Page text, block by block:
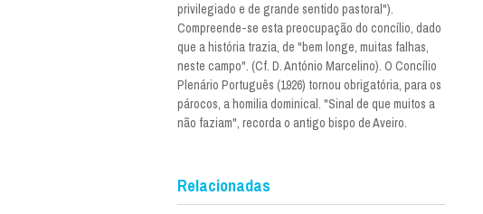
privilegiado e de grande sentido pastoral").
Compreende-se esta preocupação do concílio, dado
que a história trazia, de "bem longe, muitas falhas,
neste campo". (Cf. D. António Marcelino). O Concílio
Plenário Português (1926) tornou obrigatória, para os
párocos, a homilia dominical. "Sinal de que muitos a
não faziam", recorda o antigo bispo de Aveiro.
Relacionadas